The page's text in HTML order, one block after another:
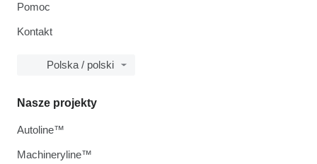
Pomoc
Kontakt
Polska / polski
Nasze projekty
Autoline™
Machineryline™